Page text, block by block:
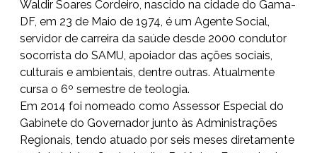
Waldir Soares Cordeiro, nascido na cidade do Gama-
DF, em 23 de Maio de 1974, é um Agente Social,
servidor de carreira da saúde desde 2000 condutor
socorrista do SAMU, apoiador das ações sociais,
culturais e ambientais, dentre outras. Atualmente
cursa o 6º semestre de teologia.
Em 2014 foi nomeado como Assessor Especial do
Gabinete do Governador junto às Administrações
Regionais, tendo atuado por seis meses diretamente